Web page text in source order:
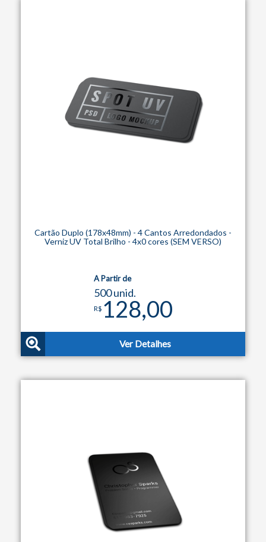
Cartão Duplo (178x48mm) - 4 Cantos Arredondados -
Verniz UV Total Brilho - 4x0 cores (SEM VERSO)
A Partir de
500 unid.
R$ 128,00
Ver Detalhes